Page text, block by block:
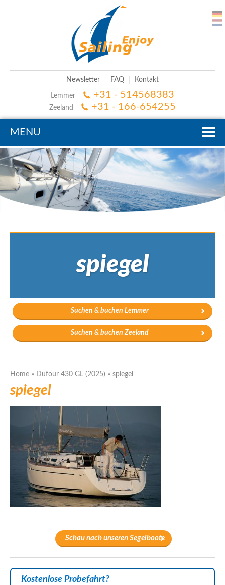
Newsletter FAQ Kontakt
Lemmer +31 - 514568383
Zeeland +31 - 166-654255
MENU
spiegel
Suchen & buchen Lemmer
Suchen & buchen Zeeland
Home » Dufour 430 GL (2025) » spiegel
spiegel
Schau nach unseren Segelboote
Kostenlose Probefahrt?